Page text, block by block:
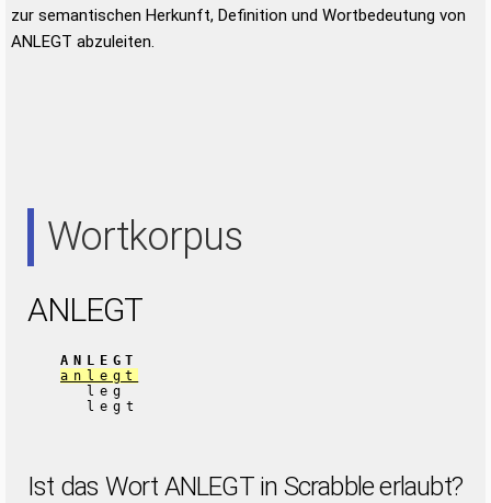
zur semantischen Herkunft, Definition und Wortbedeutung von
ANLEGT abzuleiten.
Wortkorpus
ANLEGT
ANLEGT
anlegt
leg
legt
Ist das Wort ANLEGT in Scrabble erlaubt?